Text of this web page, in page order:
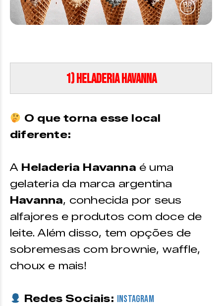
1) Heladeria Havanna
O que torna esse local
diferente:
A Heladeria Havanna é uma
gelateria da marca argentina
Havanna, conhecida por seus
alfajores e produtos com doce de
leite. Além disso, tem opções de
sobremesas com brownie, waffle,
choux e mais!
Redes Sociais: Instagram